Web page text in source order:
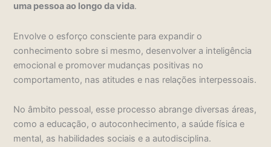
uma pessoa ao longo da vida.
Envolve o esforço consciente para expandir o
conhecimento sobre si mesmo, desenvolver a inteligência
emocional e promover mudanças positivas no
comportamento, nas atitudes e nas relações interpessoais.
No âmbito pessoal, esse processo abrange diversas áreas,
como a educação, o autoconhecimento, a saúde física e
mental, as habilidades sociais e a autodisciplina.